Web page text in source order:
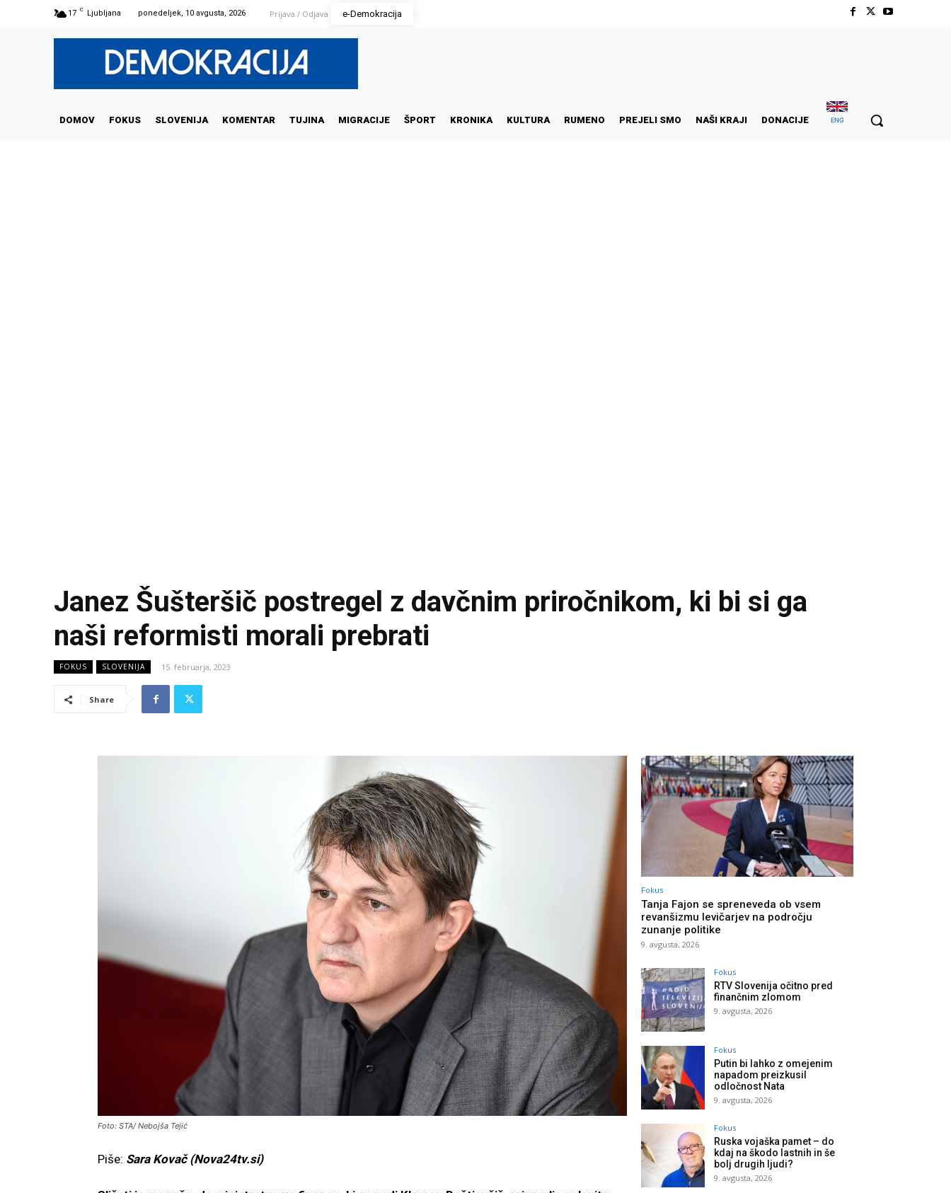
17 C Ljubljana ponedeljek, 10 avgusta, 2026 Prijava / Odjava e-Demokracija
DOMOV FOKUS SLOVENIJA KOMENTAR TUJINA MIGRACIJE ŠPORT KRONIKA KULTURA RUMENO PREJELI SMO NAŠI KRAJI DONACIJE ENG
Janez Šušteršič postregel z davčnim priročnikom, ki bi si ga
naši reformisti morali prebrati
FOKUS SLOVENIJA 15. februarja, 2023
Share
Foto: STA/ Nebojša Tejić
Piše: Sara Kovač (Nova24tv.si)
Fokus
Tanja Fajon se spreneveda ob vsem
revanšizmu levičarjev na področju
zunanje politike
9. avgusta, 2026
Fokus
RTV Slovenija očitno pred
finančnim zlomom
9. avgusta, 2026
Fokus
Putin bi lahko z omejenim
napadom preizkusil
odločnost Nata
9. avgusta, 2026
Fokus
Ruska vojaška pamet – do
kdaj na škodo lastnih in še
bolj drugih ljudi?
9. avgusta, 2026